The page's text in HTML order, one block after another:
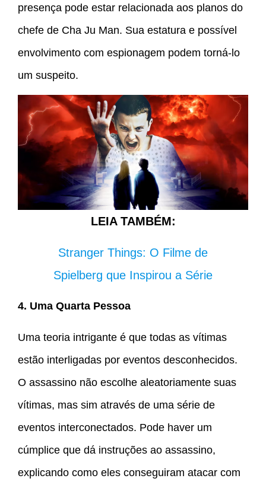
presença pode estar relacionada aos planos do
chefe de Cha Ju Man. Sua estatura e possível
envolvimento com espionagem podem torná-lo
um suspeito.
LEIA TAMBÉM:
Stranger Things: O Filme de
Spielberg que Inspirou a Série
4. Uma Quarta Pessoa
Uma teoria intrigante é que todas as vítimas
estão interligadas por eventos desconhecidos.
O assassino não escolhe aleatoriamente suas
vítimas, mas sim através de uma série de
eventos interconectados. Pode haver um
cúmplice que dá instruções ao assassino,
explicando como eles conseguiram atacar com